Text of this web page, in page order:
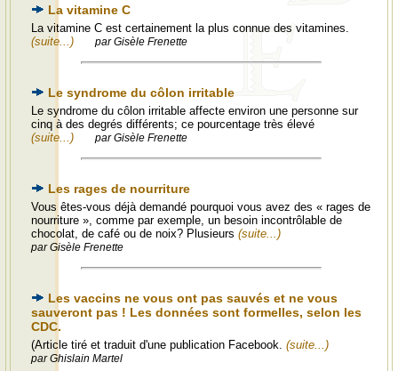
La vitamine C
La vitamine C est certainement la plus connue des vitamines.
(suite...)
par Gisèle Frenette
Le syndrome du côlon irritable
Le syndrome du côlon irritable affecte environ une personne sur
cinq à des degrés différents; ce pourcentage très élevé
(suite...)
par Gisèle Frenette
Les rages de nourriture
Vous êtes-vous déjà demandé pourquoi vous avez des « rages de
nourriture », comme par exemple, un besoin incontrôlable de
chocolat, de café ou de noix? Plusieurs (suite...)
par Gisèle Frenette
Les vaccins ne vous ont pas sauvés et ne vous
sauveront pas ! Les données sont formelles, selon les
CDC.
(Article tiré et traduit d'une publication Facebook. (suite...)
par Ghislain Martel